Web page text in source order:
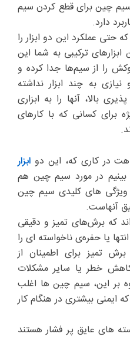
سیم چین برای قطع کردن سیم
دارد.
حتی عملکرد این دو ابزار را
ترکیبی به شما این
را از سیم‌ها جدا کرده و
به چند ابزار نداشته
بالا، آنها را به ابزاری
برای کسانی که با کارهای
در کاری که، این دو ابزار
بینیم در مورد سیم چین هم
ویژگی های کلیدی سیم چین
آنهاست.
که برش‌های تمیز و دقیقی
یا حفره‌ی ناخواسته ای را
تمیز برای اطمینان از
خطر یا سایر مشکلات
بر این، سیم چین ها اغلب
ایمنی بیشتری در هنگام کار
های عایق پر فشار هستند